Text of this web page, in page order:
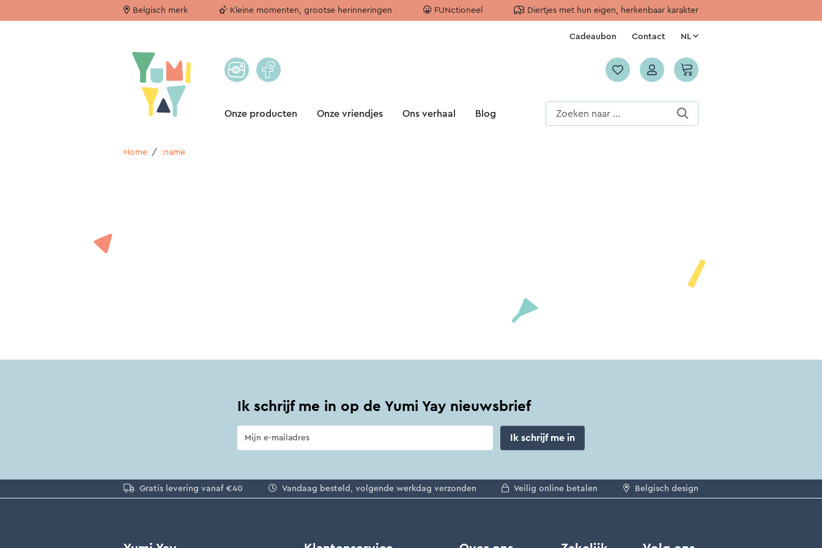
Belgisch merk Kleine momenten, grootse herinneringen FUNctioneel Diertjes met hun eigen, herkenbaar karakter
Cadeaubon Contact NL
Onze producten Onze vriendjes Ons verhaal Blog
Home / :name
Ik schrijf me in op de Yumi Yay nieuwsbrief
Ik schrijf me in
Gratis levering vanaf €40 Vandaag besteld, volgende werkdag verzonden Veilig online betalen Belgisch design